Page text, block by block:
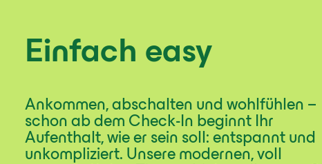
Einfach easy
Ankommen, abschalten und wohlfühlen –
schon ab dem Check-In beginnt Ihr
Aufenthalt, wie er sein soll: entspannt und
unkompliziert. Unsere modernen, voll